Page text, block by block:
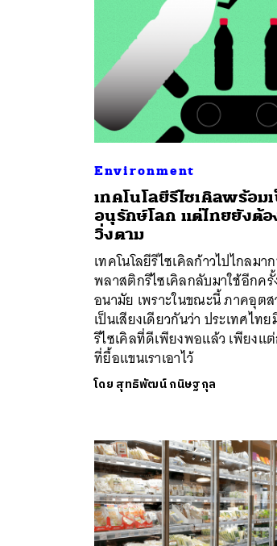
Environment
เทคโนโลยีรีไซเคิลพร้อม
อนุรักษ์โลก แต่ไทยยังต้
วิ่งตาม
เทคโนโลยีรีไซเคิลก้าวไปไกลม
พลาสติกรีไซเคิลกลับมาใช้อีกค
อนามัย เพราะในขณะนี้ ภาคอุต
เป็นเสียงเดียวกันว่า ประเทศไท
รีไซเคิลที่ดีเพียงพอแล้ว เพียงแ
ที่ยื้อแขนเราเอาไว้
โดย สุทธิพัฒน์ กนิษฐกุล